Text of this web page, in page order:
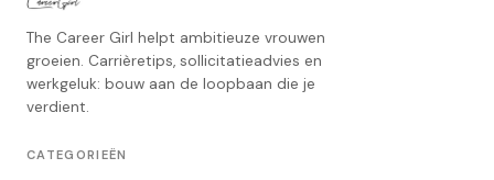
The Career Girl helpt ambitieuze vrouwen
groeien. Carrièretips, sollicitatieadvies en
werkgeluk: bouw aan de loopbaan die je
verdient.
CATEGORIEËN